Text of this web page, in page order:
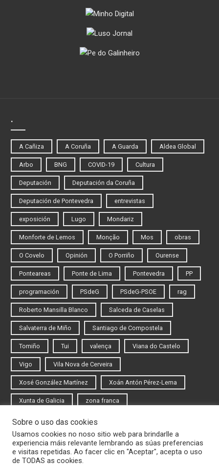
.
A Cañiza A Coruña A Guarda Aldea Global
Arbo BNG COVID-19 Cultura
Deputación Deputación da Coruña
Deputación de Pontevedra entrevistas
exposición Lugo Mondariz
Monforte de Lemos Monção Mos obras
O Covelo Opinión O Porriño Ourense
Ponteareas Ponte de Lima Pontevedra PP
programación PSdeG PSdeG-PSOE rag
Roberto Mansilla Blanco Salceda de Caselas
Salvaterra de Miño Santiago de Compostela
Tomiño Tui valença Viana do Castelo
Vigo Vila Nova de Cerveira
Xosé González Martínez Xoán Antón Pérez-Lema
Xunta de Galicia zona franca
Iniciar sesión
Rexistrarse
Sobre o uso das cookies
Usamos cookies no noso sitio web para brindarlle a
experiencia máis relevante lembrando as súas preferencias
e visitas repetidas. Ao facer clic en "Aceptar", acepta o uso
de TODAS as cookies.